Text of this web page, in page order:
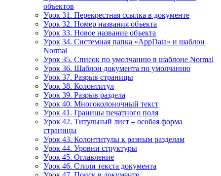
объектов
Урок 31. Перекрестная ссылка в документе
Урок 32. Номер названия объекта
Урок 33. Новое название объекта
Урок 34. Системная папка «AppData» и шаблон
Normal
Урок 35. Список по умолчанию в шаблоне Normal
Урок 36. Шаблон документа по умолчанию
Урок 37. Разрыв страницы
Урок 38. Колонтитул
Урок 39. Разрыв раздела
Урок 40. Многоколоночный текст
Урок 41. Границы печатного поля
Урок 42. Титульный лист – особая форма
страницы
Урок 43. Колонтитулы к разным разделам
Урок 44. Уровни структуры
Урок 45. Оглавление
Урок 46. Стили текста документа